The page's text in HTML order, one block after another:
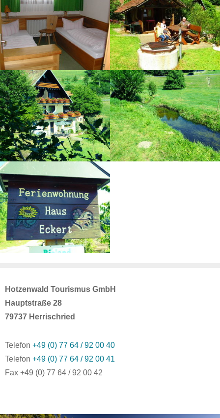
Hotzenwald Tourismus GmbH
Hauptstraße 28
79737 Herrischried
Telefon +49 (0) 77 64 / 92 00 40
Telefon +49 (0) 77 64 / 92 00 41
Fax +49 (0) 77 64 / 92 00 42